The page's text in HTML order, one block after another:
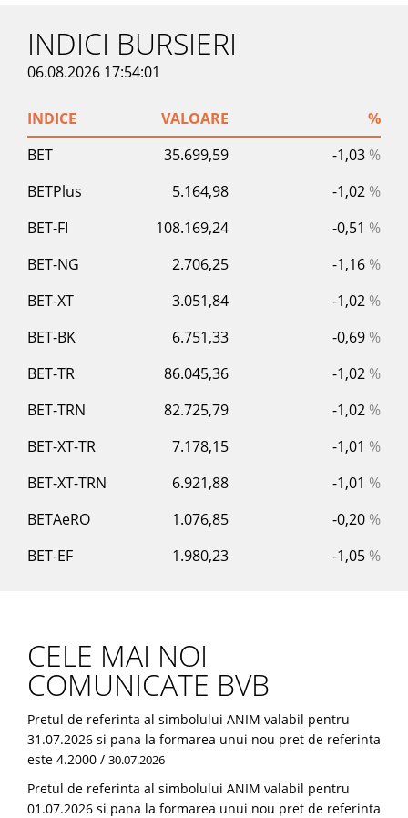
INDICI BURSIERI
06.08.2026 17:54:01
INDICE VALOARE
%
BET
35.699,59 -1,03 %
BETPlus
5.164,98 -1,02 %
BET-FI
108.169,24 -0,51 %
BET-NG
2.706,25 -1,16 %
BET-XT
3.051,84 -1,02 %
BET-BK
6.751,33 -0,69 %
BET-TR
86.045,36 -1,02 %
BET-TRN
82.725,79 -1,02 %
BET-XT-TR
7.178,15 -1,01 %
BET-XT-TRN
6.921,88 -1,01 %
BETAeRO
1.076,85 -0,20 %
BET-EF
1.980,23 -1,05 %
CELE MAI NOI
COMUNICATE BVB
Pretul de referinta al simbolului ANIM valabil pentru
31.07.2026 si pana la formarea unui nou pret de referinta
este 4.2000 / 30.07.2026
Pretul de referinta al simbolului ANIM valabil pentru
01.07.2026 si pana la formarea unui nou pret de referinta